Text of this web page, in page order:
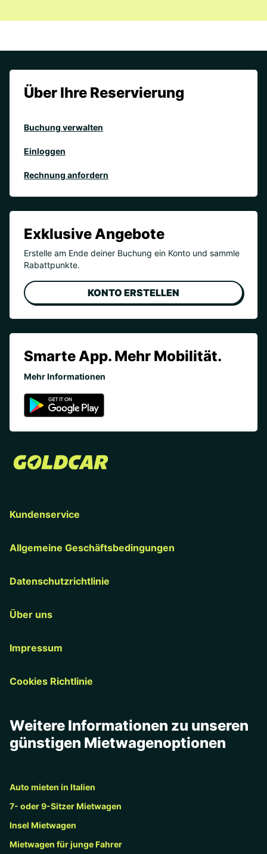
Über Ihre Reservierung
Buchung verwalten
Einloggen
Rechnung anfordern
Exklusive Angebote
Erstelle am Ende deiner Buchung ein Konto und sammle
Rabattpunkte.
KONTO ERSTELLEN
Smarte App. Mehr Mobilität.
Mehr Informationen
Kundenservice
Allgemeine Geschäftsbedingungen
Datenschutzrichtlinie
Über uns
Impressum
Cookies Richtlinie
Weitere Informationen zu unseren
günstigen Mietwagenoptionen
Auto mieten in Italien
7- oder 9-Sitzer Mietwagen
Insel Mietwagen
Mietwagen für junge Fahrer